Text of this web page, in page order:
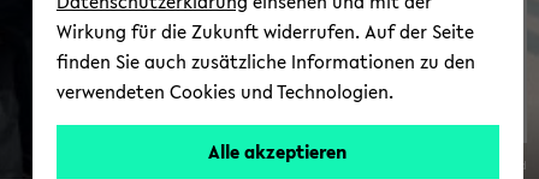
© Uni­ver­si­tät Bie­le­feld
Wirkung für die Zukunft widerrufen. Auf der Seite
finden Sie auch zusätzliche Informationen zu den
verwendeten Cookies und Technologien.
Alle akzeptieren